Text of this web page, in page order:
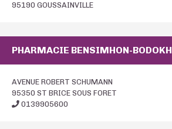
95190 GOUSSAINVILLE
PHARMACIE BENSIMHON-BODOKH
AVENUE ROBERT SCHUMANN
95350 ST BRICE SOUS FORET
0139905600